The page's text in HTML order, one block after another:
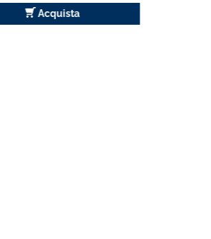
Acquista